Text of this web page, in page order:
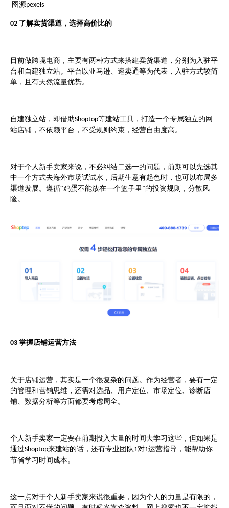
图源pexels
02 了解卖货渠道，选择高价比的
目前做跨境电商，主要有两种方式来搭建卖货渠道，分别为入驻平
台和自建独立站。平台以亚马逊、速卖通等为代表，入驻方式较简
单，且有天然流量优势。
自建独立站，即借助Shoptop等建站工具，打造一个专属独立的网
站店铺，不依赖平台，不受规则约束，经营自由度高。
对于个人新手卖家来说，不必纠结二选一的问题，前期可以先选其
中一个方式去海外市场试试水，后期生意有起色时，也可以布局多
渠道发展。遵循“鸡蛋不能放在一个篮子里”的投资规则，分散风
险。
03 掌握店铺运营方法
关于店铺运营，其实是一个很复杂的问题。作为经营者，要有一定
的管理和营销思维，还需对选品、用户定位、市场定位、诊断店
铺、数据分析等方面都要考虑周全。
个人新手卖家一定要在前期投入大量的时间去学习这些，但如果是
通过Shoptop来建站的话，还有专业团队 1对1运营指导，能帮助你
节省学习时间成本。
这一点对于个人新手卖家来说很重要，因为个人的力量是有限的，